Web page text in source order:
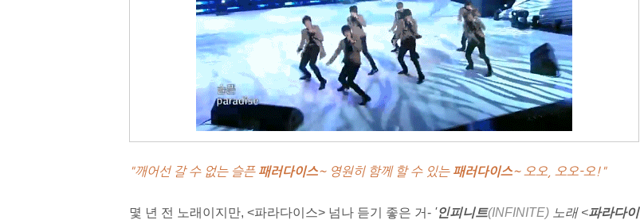
"깨어선 갈 수 없는 슬픈 패러다이스~ 영원히 함께 할 수 있는 패러다이스~ 오오, 오오-오!"
몇 년 전 노래이지만, <파라다이스> 넘나 듣기 좋은 거- '인피니트(INFINITE) 노래 <파라다이